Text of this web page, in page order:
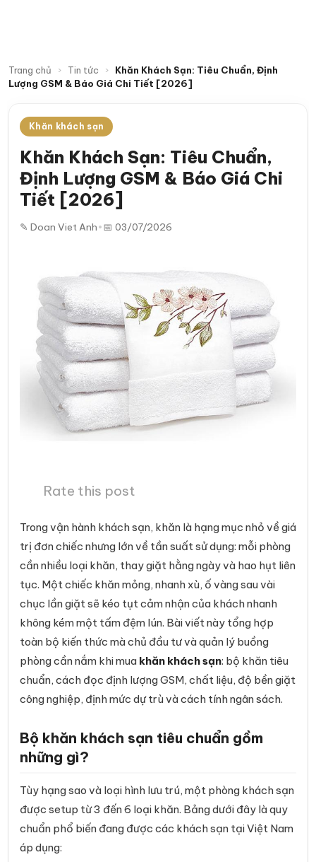
Trang chủ › Tin tức ›
Khăn Khách Sạn: Tiêu Chuẩn, Định
Lượng GSM & Báo Giá Chi Tiết [2026]
Khăn khách sạn
Khăn Khách Sạn: Tiêu Chuẩn,
Định Lượng GSM & Báo Giá Chi
Tiết [2026]
✎ Doan Viet Anh•📅 03/07/2026
Rate this post
Trong vận hành khách sạn, khăn là hạng mục nhỏ về giá
trị đơn chiếc nhưng lớn về tần suất sử dụng: mỗi phòng
cần nhiều loại khăn, thay giặt hằng ngày và hao hụt liên
tục. Một chiếc khăn mỏng, nhanh xù, ố vàng sau vài
chục lần giặt sẽ kéo tụt cảm nhận của khách nhanh
không kém một tấm đệm lún. Bài viết này tổng hợp
toàn bộ kiến thức mà chủ đầu tư và quản lý buồng
phòng cần nắm khi mua khăn khách sạn: bộ khăn tiêu
chuẩn, cách đọc định lượng GSM, chất liệu, độ bền giặt
công nghiệp, định mức dự trù và cách tính ngân sách.
Bộ khăn khách sạn tiêu chuẩn gồm
những gì?
Tùy hạng sao và loại hình lưu trú, một phòng khách sạn
được setup từ 3 đến 6 loại khăn. Bảng dưới đây là quy
chuẩn phổ biến đang được các khách sạn tại Việt Nam
áp dụng: